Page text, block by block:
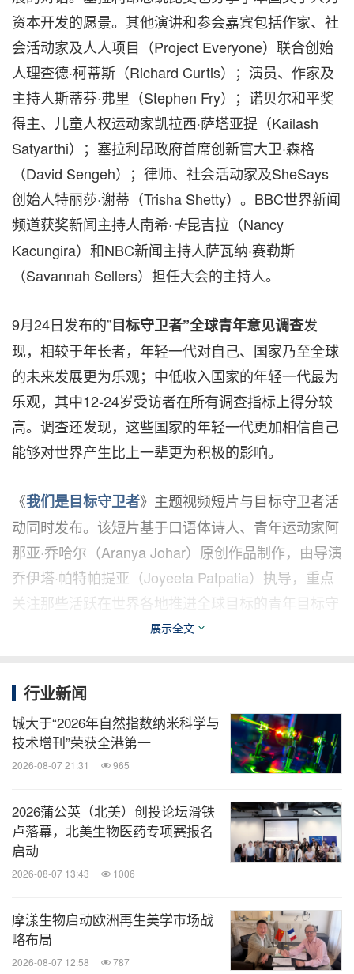
资本开发的愿景。其他演讲和参会嘉宾包括作家、社
会活动家及人人项目（Project Everyone）联合创始
人理查德·柯蒂斯（Richard Curtis）；演员、作家及
主持人斯蒂芬·弗里（Stephen Fry）；诺贝尔和平奖
得主、儿童人权运动家凯拉西·萨塔亚提（Kailash
Satyarthi）；塞拉利昂政府首席创新官大卫·森格
（David Sengeh）；律师、社会活动家及SheSays
创始人特丽莎·谢蒂（Trisha Shetty）。BBC世界新闻
频道获奖新闻主持人南希·卡昆吉拉（Nancy
Kacungira）和NBC新闻主持人萨瓦纳·赛勒斯
（Savannah Sellers）担任大会的主持人。
9月24日发布的”目标守卫者”全球青年意见调查发
现，相较于年长者，年轻一代对自己、国家乃至全球
的未来发展更为乐观；中低收入国家的年轻一代最为
乐观，其中12-24岁受访者在所有调查指标上得分较
高。调查还发现，这些国家的年轻一代更加相信自己
能够对世界产生比上一辈更为积极的影响。
《我们是目标守卫者》主题视频短片与目标守卫者活
动同时发布。该短片基于口语体诗人、青年运动家阿
那亚·乔哈尔（Aranya Johar）原创作品制作，由导演
乔伊塔·帕特帕提亚（Joyeeta Patpatia）执导，重点
关注那些活跃在世界各地推进全球目标的青年目标守
卫者。阿那亚·乔哈尔也参加了本次目标守卫者大
2018年目标守卫者大会在比尔及梅琳达•盖茨基金会
的Facebook上www.facebook.com/gatesfoundation
直播。
欲了解更多相关信息，请访问www.gatesfoundation.
org/goalkeepers。
关于比尔及梅琳达•盖茨基金会
秉承所有生命价值平等的信念，比尔及梅琳达•盖茨
基金会致力于帮助人们过上健康而富有成效的生活。
展示全文
行业新闻
城大于“2026年自然指数纳米科学与
技术增刊”荣获全港第一
2026-08-07 21:31 965
2026蒲公英（北美）创投论坛滑铁
卢落幕，北美生物医药专项赛报名
启动
2026-08-07 13:43 1006
摩漾生物启动欧洲再生美学市场战
略布局
2026-08-07 12:58 787